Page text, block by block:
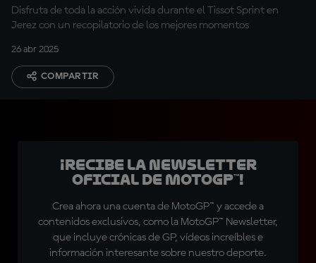
Disfruta de toda la acción vivida durante el Tissot Sprint en
Jerez con un recopilatorio de los mejores momentos
26 abr 2025
COMPARTIR
¡Recibe la Newsletter
oficial de MotoGP™!
Crea ahora una cuenta de MotoGP™ y accede a
contenidos exclusivos, como la MotoGP™ Newsletter,
que incluye crónicas de GP, vídeos increíbles e
información interesante sobre nuestro deporte.